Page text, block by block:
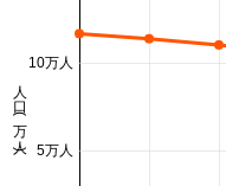
5万人
10万人
人口 (万人)